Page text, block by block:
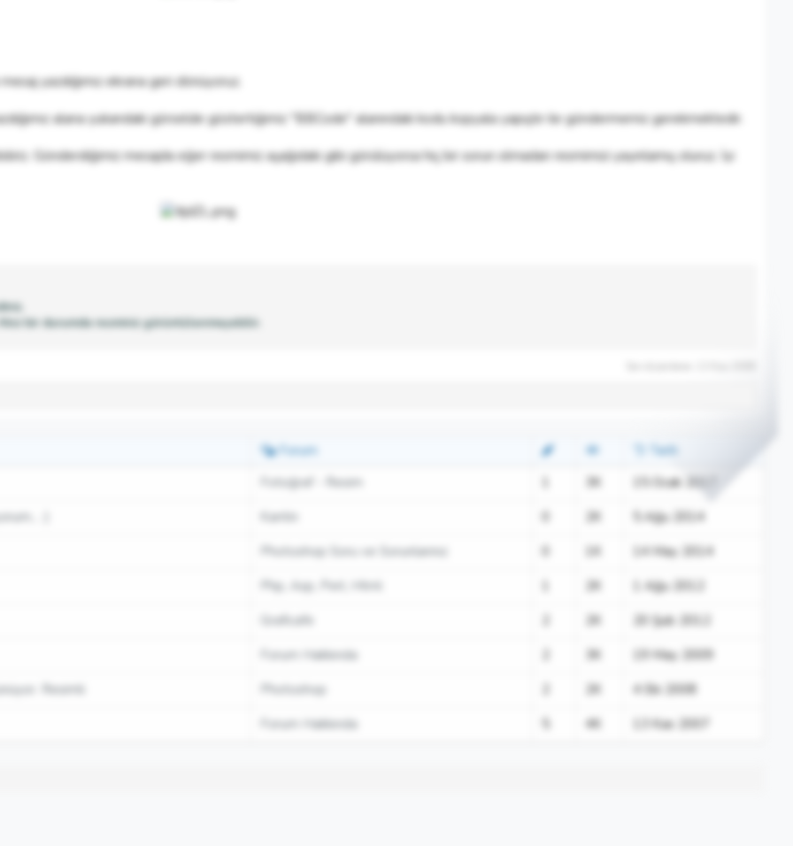
yazdığımız ekrana geri dönüyoruz.
alana yukarıdaki görselde göstertiğimiz "BBCode" alanındaki kodu kopyala yapıştır ile göndermemiz gerekmektedir.
Gönderdiğimiz mesajda eğer resmimiz aşağıdaki gibi görülüyorsa hiç bir sorun olmadan resmimizi yayınlamış oluruz. İyi
bir durumda resminiz görüntülenmeyebilir.
Forum
Tarih
Fotoğraf - Resim 3K
15 Ocak 2017
:)
Kantin 2K 5 Ağu 2014
Photoshop Soru ve Sorunlarınız 1K 14 May 2014
Php, Asp, Perl, Html 2K
1 Ağu 2012
Graficafe 2K
20 Şub 2012
Forum Hakkında 3K
19 May 2009
Resimli
Photoshop 2K 4 Eki 2008
Forum Hakkında 4K 13 Kas 2007